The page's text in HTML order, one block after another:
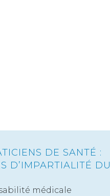
DE SANTÉ :
D’IMPARTIALITÉ DU
médicale